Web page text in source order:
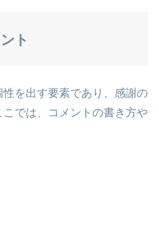
ト
を出す要素であり、感謝の
では、コメントの書き方や